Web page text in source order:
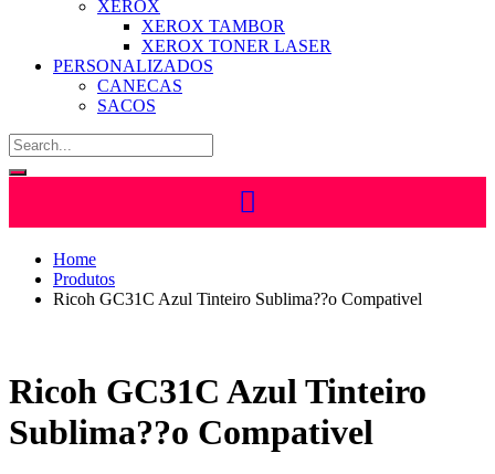
XEROX
XEROX TAMBOR
XEROX TONER LASER
PERSONALIZADOS
CANECAS
SACOS
Home
Produtos
Ricoh GC31C Azul Tinteiro Sublima??o Compativel
Ricoh GC31C Azul Tinteiro
Sublima??o Compativel